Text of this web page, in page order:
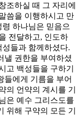
조하실 때 그 자리에
씀을 이행하시고 만
하나님은 믿음으
전달하고, 인도하
들과 함께하셨다.
낼 권한을 부여하셨
고 백성들을 구하기
들에게 기름을 부어
의 언약의 계시를 기
은 예수 그리스도를
위해 구약의 모든 기